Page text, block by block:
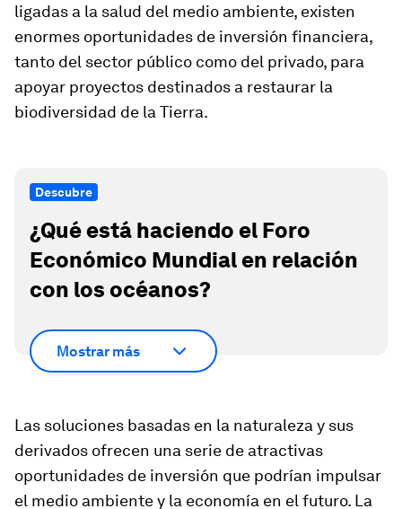
ligadas a la salud del medio ambiente, existen
enormes oportunidades de inversión financiera,
tanto del sector público como del privado, para
apoyar proyectos destinados a restaurar la
biodiversidad de la Tierra.
Descubre
¿Qué está haciendo el Foro
Económico Mundial en relación
con los océanos?
Mostrar más
Las soluciones basadas en la naturaleza y sus
derivados ofrecen una serie de atractivas
oportunidades de inversión que podrían impulsar
el medio ambiente y la economía en el futuro. La